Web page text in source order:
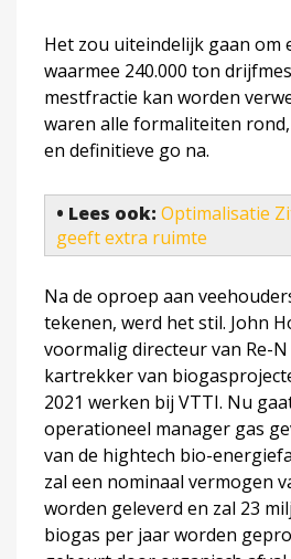
Het zou uiteindelijk gaan om
waarmee 240.000 ton
mestfractie kan worden
waren alle formaliteiten
en definitieve go na.
• Lees ook: Optimalisatie
geeft extra ruimte
Na de oproep aan
tekenen, werd het stil. John
voormalig directeur van Re-
kartrekker van
2021 werken bij VTTI. Nu
operationeel manager gas
van de hightech bio-
zal een nominaal vermogen
worden geleverd en zal 23
biogas per jaar worden